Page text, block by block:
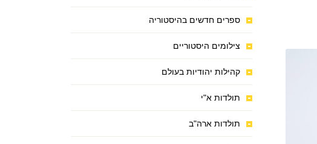
ספרים חדשים בהיסטוריה
צילומים היסטוריים
קהילות יהודיות בעולם
תולדות א"י
תולדות ארה"ב